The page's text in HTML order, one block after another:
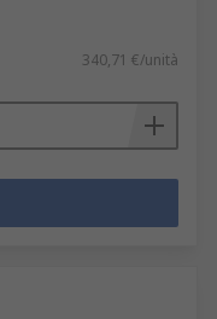
340,71 €/unità